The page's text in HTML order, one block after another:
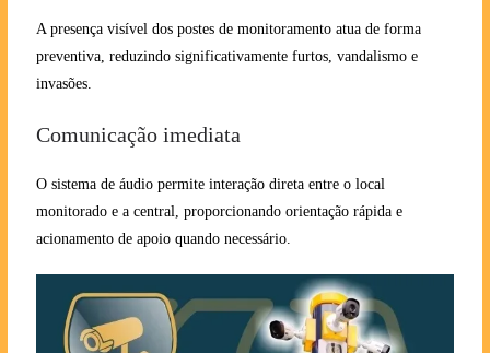
A presença visível dos postes de monitoramento atua de forma
preventiva, reduzindo significativamente furtos, vandalismo e
invasões.
Comunicação imediata
O sistema de áudio permite interação direta entre o local
monitorado e a central, proporcionando orientação rápida e
acionamento de apoio quando necessário.